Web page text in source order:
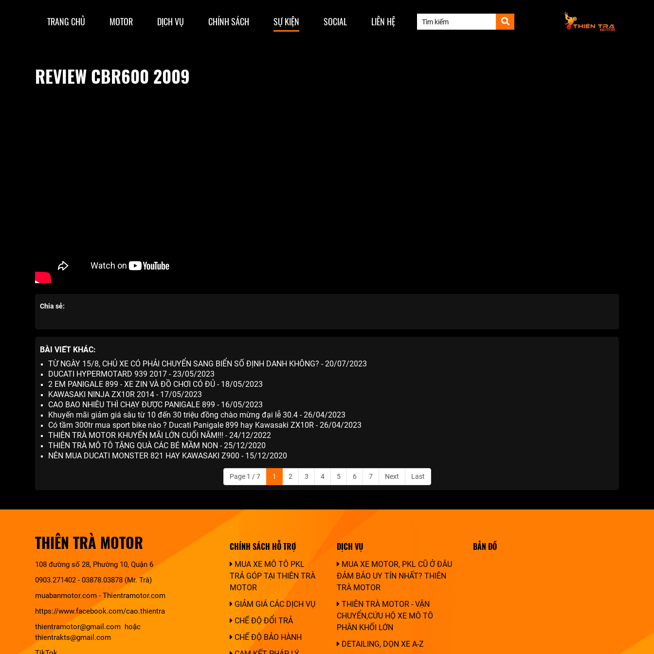
TRANG CHỦ MOTOR DỊCH VỤ CHÍNH SÁCH SỰ KIỆN SOCIAL LIÊN HỆ
REVIEW CBR600 2009
Chia sẻ:
BÀI VIẾT KHÁC:
TỪ NGÀY 15/8, CHỦ XE CÓ PHẢI CHUYỂN SANG BIỂN SỐ ĐỊNH DANH KHÔNG? - 20/07/2023
DUCATI HYPERMOTARD 939 2017 - 23/05/2023
2 EM PANIGALE 899 - XE ZIN VÀ ĐỒ CHƠI CÓ ĐỦ - 18/05/2023
KAWASAKI NINJA ZX10R 2014 - 17/05/2023
CAO BAO NHIÊU THÌ CHẠY ĐƯỢC PANIGALE 899 - 16/05/2023
Khuyến mãi giảm giá sâu từ 10 đến 30 triệu đồng chào mừng đại lễ 30.4 - 26/04/2023
Có tầm 300tr mua sport bike nào ? Ducati Panigale 899 hay Kawasaki ZX10R - 26/04/2023
THIÊN TRÀ MOTOR KHUYẾN MÃI LỚN CUỐI NĂM!!! - 24/12/2022
THIÊN TRÀ MÔ TÔ TẶNG QUÀ CÁC BÉ MẦM NON - 25/12/2020
NÊN MUA DUCATI MONSTER 821 HAY KAWASAKI Z900 - 15/12/2020
Page 1 / 7 1 2 3 4 5 6 7 Next Last
THIÊN TRÀ MOTOR
108 đường số 28, Phường 10, Quận 6
0903.271402 - 03878.03878 (Mr. Trà)
muabanmotor.com - Thientramotor.com
https://www.facebook.com/cao.thientra
thientramotor@gmail.com hoặc
thientrakts@gmail.com
CHÍNH SÁCH HỖ TRỢ
MUA XE MÔ TÔ PKL
TRẢ GÓP TẠI THIÊN TRÀ
MOTOR
GIẢM GIÁ CÁC DỊCH VỤ
CHẾ ĐỘ ĐỔI TRẢ
CHẾ ĐỘ BẢO HÀNH
DỊCH VỤ
MUA XE MOTOR, PKL CŨ Ở ĐÂU
ĐẢM BẢO UY TÍN NHẤT? THIÊN
TRÀ MOTOR
THIÊN TRÀ MOTOR - VẬN
CHUYỂN,CỨU HỘ XE MÔ TÔ
PHÂN KHỐI LỚN
DETAILING, DỌN XE A-Z
BẢN ĐỒ